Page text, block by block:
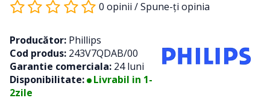
0 opinii /Spune-ţi opinia
Producător: Phillips
Cod produs: 243V7QDAB/00
Garantie comerciala: 24 luni
Disponibilitate:
Livrabil in 1-
2zile